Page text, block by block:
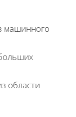
машинного
области